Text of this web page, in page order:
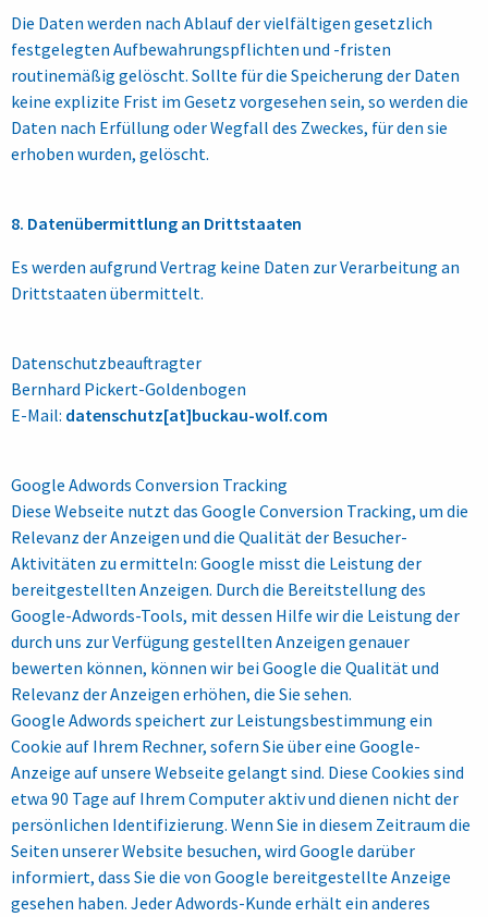
Die Daten werden nach Ablauf der vielfältigen gesetzlich
festgelegten Aufbewahrungspflichten und -fristen
routinemäßig gelöscht. Sollte für die Speicherung der Daten
keine explizite Frist im Gesetz vorgesehen sein, so werden die
Daten nach Erfüllung oder Wegfall des Zweckes, für den sie
erhoben wurden, gelöscht.
8. Datenübermittlung an Drittstaaten
Es werden aufgrund Vertrag keine Daten zur Verarbeitung an
Drittstaaten übermittelt.
Datenschutzbeauftragter
Bernhard Pickert-Goldenbogen
E-Mail: datenschutz[at]buckau-wolf.com
Google Adwords Conversion Tracking
Diese Webseite nutzt das Google Conversion Tracking, um die
Relevanz der Anzeigen und die Qualität der Besucher-
Aktivitäten zu ermitteln: Google misst die Leistung der
bereitgestellten Anzeigen. Durch die Bereitstellung des
Google-Adwords-Tools, mit dessen Hilfe wir die Leistung der
durch uns zur Verfügung gestellten Anzeigen genauer
bewerten können, können wir bei Google die Qualität und
Relevanz der Anzeigen erhöhen, die Sie sehen.
Google Adwords speichert zur Leistungsbestimmung ein
Cookie auf Ihrem Rechner, sofern Sie über eine Google-
Anzeige auf unsere Webseite gelangt sind. Diese Cookies sind
etwa 90 Tage auf Ihrem Computer aktiv und dienen nicht der
persönlichen Identifizierung. Wenn Sie in diesem Zeitraum die
Seiten unserer Website besuchen, wird Google darüber
informiert, dass Sie die von Google bereitgestellte Anzeige
gesehen haben. Jeder Adwords-Kunde erhält ein anderes